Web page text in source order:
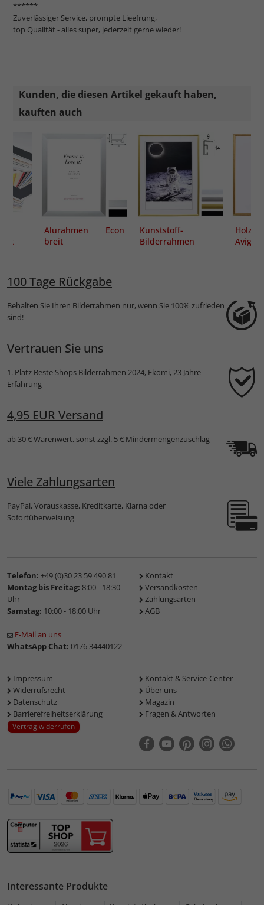
******
Zuverlässiger Service, prompte Lieefrung,
top Qualität - alles super, jederzeit gerne wieder!
Kunden, die diesen Artikel gekauft haben,
kauften auch
Alurahmen Econ
breit
Kunststoff-
Bilderrahmen
100 Tage Rückgabe
Behalten Sie Ihren Bilderrahmen nur, wenn Sie 100% zufrieden
sind!
Vertrauen Sie uns
1. Platz Beste Shops Bilderrahmen 2024, Ekomi, 23 Jahre
Erfahrung
4,95 EUR Versand
ab 30 € Warenwert, sonst zzgl. 5 € Mindermengenzuschlag
Viele Zahlungsarten
PayPal, Vorauskasse, Kreditkarte, Klarna oder
Sofortüberweisung
Telefon: +49 (0)30 23 59 490 81
Montag bis Freitag: 8:00 - 18:30
Uhr
Samstag: 10:00 - 18:00 Uhr
E-Mail an uns
WhatsApp Chat: 0176 34440122
Kontakt
Versandkosten
Zahlungsarten
AGB
Impressum
Widerrufsrecht
Datenschutz
Barrierefreiheitserklärung
Vertrag widerrufen
Kontakt & Service-Center
Über uns
Magazin
Fragen & Antworten
Interessante Produkte